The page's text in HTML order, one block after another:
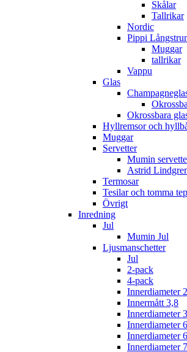
Skålar
Tallrikar
Nordic
Pippi
Muggar
tallrikar
Vappu
Glas
Okrossbara
Hyllremsor och
Muggar
Servetter
Mumin
Astrid
Termosar
Tesilar och tomma
Övrigt
Inredning
Jul
Mumin Jul
Ljusmanschetter
Jul
2-pack
4-pack
Innerdiameter
Innermått 3,8
Innerdiameter
Innerdiameter
Innerdiameter
Innerdiameter